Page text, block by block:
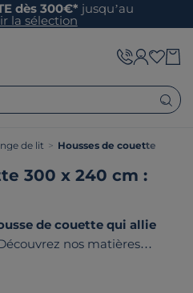
dès 300€* jusqu’au
la sélection
de lit > Housses de couette
300 x 240 cm :
de couette qui allie
nos matières
de l'agriculture biologique,